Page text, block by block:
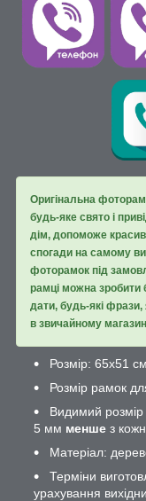
Оригінальна
будь-яке свято і
дім, допоможе
спогади на самому
фоторамок під
рамці можна зробити
дати, будь-які фрази,
в звичайному
Розмір: 65х51
Розмір рамок
Видимий
5 мм менше з
Матеріал:
Терміни
урахування